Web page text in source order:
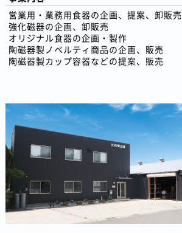
営業用・業務用食器の企画、提案、卸販売
強化磁器の企画、卸販売
オリジナル食器の企画・製作
陶磁器製ノベルティ商品の企画、販売
陶磁器製カップ容器などの提案、販売